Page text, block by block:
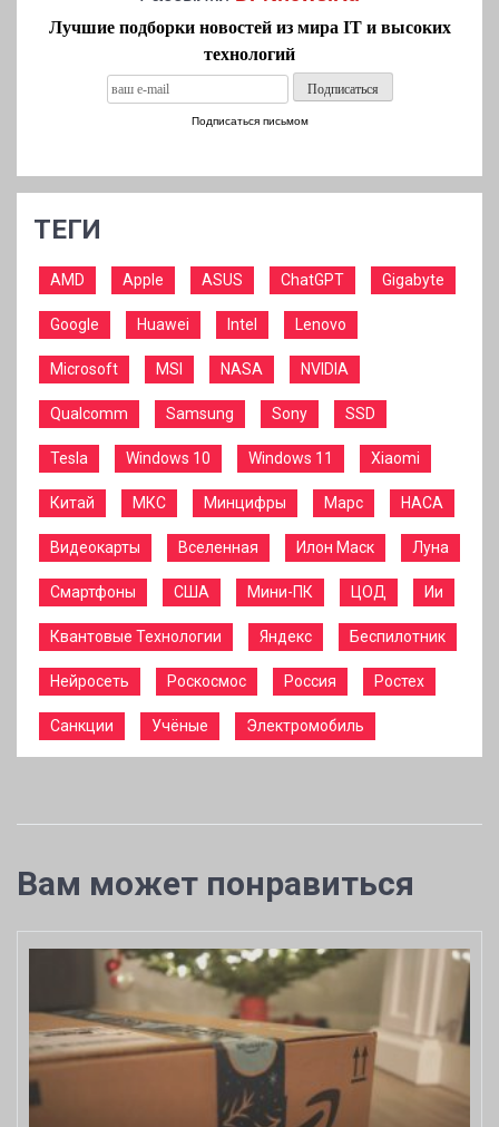
Лучшие подборки новостей из мира IT и высоких
технологий
Подписаться письмом
ТЕГИ
AMD Apple ASUS ChatGPT Gigabyte
Google Huawei Intel Lenovo
Microsoft MSI NASA NVIDIA
Qualcomm Samsung Sony SSD
Tesla Windows 10 Windows 11 Xiaomi
Китай МКС Минцифры Марс НАСА
Видеокарты Вселенная Илон Маск Луна
Смартфоны США Мини-ПК ЦОД Ии
Квантовые Технологии Яндекс Беспилотник
Нейросеть Роскосмос Россия Ростех
Санкции Учёные Электромобиль
Вам может понравиться